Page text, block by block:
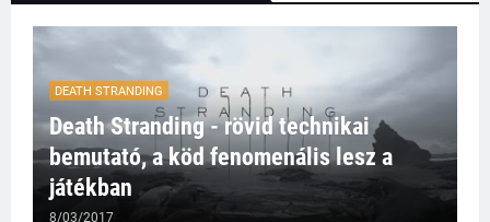
DEATH STRANDING
Death Stranding - rövid technikai
bemutató, a köd fenomenális lesz a
játékban
8/03/2017